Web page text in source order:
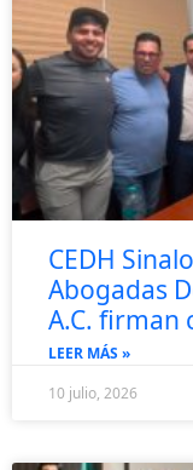
CEDH
Abogadas
A.C. firman
LEER MÁS »
10 julio, 2026